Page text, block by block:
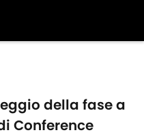
della fase a
Conference